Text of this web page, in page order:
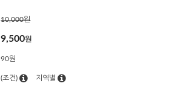
10,000원
9,500원
90원
(조건) 지역별